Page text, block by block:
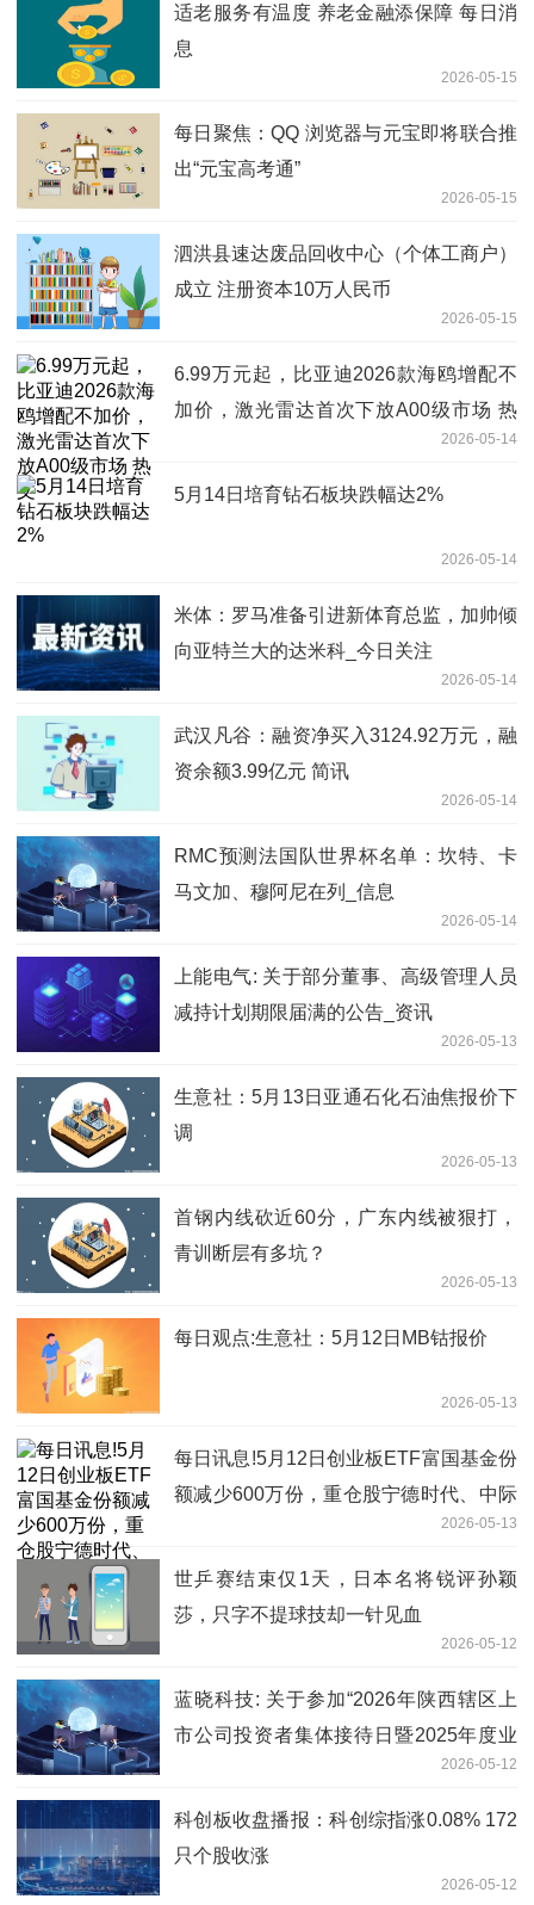
适老服务有温度 养老金融添保障 每日消
息
2026-05-15
每日聚焦：QQ 浏览器与元宝即将联合推
出“元宝高考通”
2026-05-15
泗洪县速达废品回收中心（个体工商户）
成立 注册资本10万人民币
2026-05-15
6.99万元起，比亚迪2026款海鸥增配不
加价，激光雷达首次下放A00级市场 热
2026-05-14
5月14日培育钻石板块跌幅达2%
2026-05-14
米体：罗马准备引进新体育总监，加帅倾
向亚特兰大的达米科_今日关注
2026-05-14
武汉凡谷：融资净买入3124.92万元，融
资余额3.99亿元 简讯
2026-05-14
RMC预测法国队世界杯名单：坎特、卡
马文加、穆阿尼在列_信息
2026-05-14
上能电气: 关于部分董事、高级管理人员
减持计划期限届满的公告_资讯
2026-05-13
生意社：5月13日亚通石化石油焦报价下
调
2026-05-13
首钢内线砍近60分，广东内线被狠打，
青训断层有多坑？
2026-05-13
每日观点:生意社：5月12日MB钴报价
2026-05-13
每日讯息!5月12日创业板ETF富国基金份
额减少600万份，重仓股宁德时代、中际
2026-05-13
世乒赛结束仅1天，日本名将锐评孙颖
莎，只字不提球技却一针见血
2026-05-12
蓝晓科技: 关于参加“2026年陕西辖区上
市公司投资者集体接待日暨2025年度业
2026-05-12
科创板收盘播报：科创综指涨0.08% 172
只个股收涨
2026-05-12